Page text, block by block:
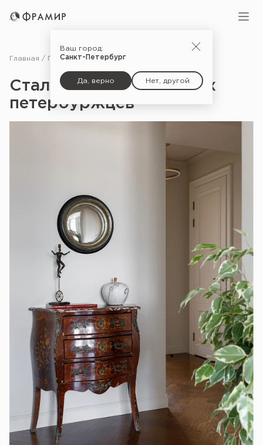
Ваш город:
Санкт-Петербург
Да, верно Нет, другой
Главная Портфолио
Сталинка для коренных
петербуржцев